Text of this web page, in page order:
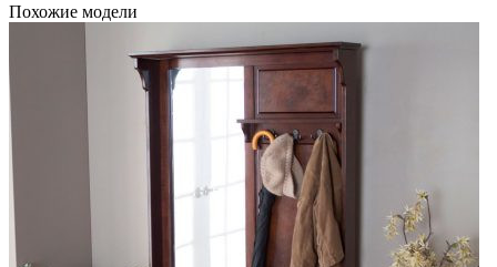
Похожие модели